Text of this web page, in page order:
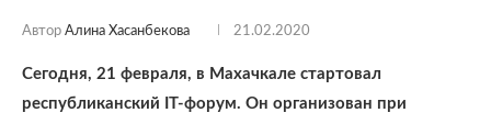
Автор Алина Хасанбекова 21.02.2020
Сегодня, 21 февраля, в Махачкале стартовал
республиканский IT-форум. Он организован при